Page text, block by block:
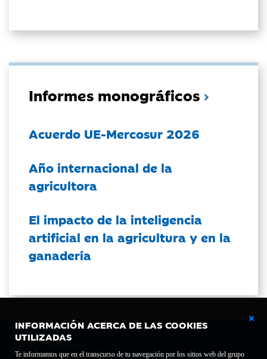
INFORMACIÓN ACERCA DE LAS COOKIES
UTILIZADAS
Te informamos que en el transcurso de tu navegación por los sitios web del grupo
Informes monográficos
Acuerdo UE-Mercosur 2026
Año internacional de la
agricultora
El impacto de la inteligencia
artificial en la agricultura y en la
ganadería